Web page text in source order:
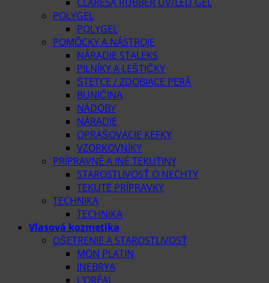
POLYGEL
POLYGEL
POMÔCKY A NÁSTROJE
NÁRADIE STALEKS
PILNÍKY A LEŠTIČKY
ŠTETCE / ZDOBIACE PERÁ
BUNIČINA
NÁDOBY
NÁRADIE
OPRAŠOVACIE KEFKY
VZORKOVNÍKY
PRÍPRAVNÉ A INÉ TEKUTINY
STAROSTLIVOSŤ O NECHTY
TEKUTÉ PRÍPRAVKY
TECHNIKA
TECHNIKA
Vlasová kozmetika
OŠETRENIE A STAROSTLIVOSŤ
MON PLATIN
INEBRYA
L’ORÉAL